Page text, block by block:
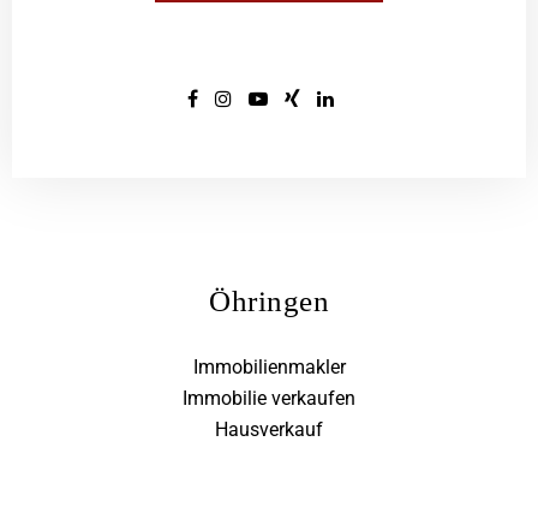
Öhringen
Immobilienmakler
Immobilie verkaufen
Hausverkauf